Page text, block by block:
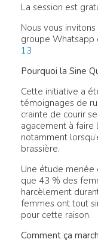
La session est
Nous vous
groupe Whatsapp
13
Pourquoi la Sine
Cette initiative a
témoignages de
crainte de courir
agacement à faire
notamment
brassière.
Une étude menée
que 43 % des
harcèlement
femmes ont tout
pour cette raison.
Comment ça